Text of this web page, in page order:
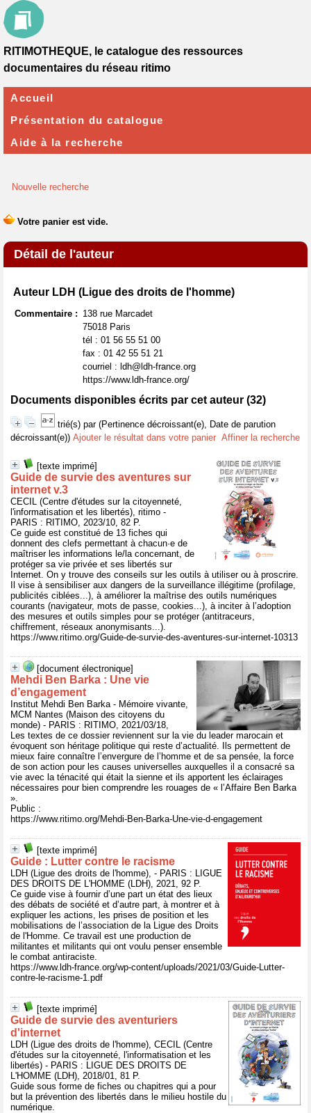
Nouvelle recherche
Détail de l'auteur
Auteur LDH (Ligue des droits de l'homme)
Commentaire : 138 rue Marcadet
75018 Paris
tél : 01 56 55 51 00
fax : 01 42 55 51 21
courriel : ldh@ldh-france.org
https://www.ldh-france.org/
Documents disponibles écrits par cet auteur (32)
trié(s) par (Pertinence décroissant(e), Date de parution
décroissant(e)) Ajouter le résultat dans votre panier Affiner la recherche
[texte imprimé]
Guide de survie des aventures sur
internet v.3
CECIL (Centre d'études sur la citoyenneté,
l'informatisation et les libertés), ritimo -
PARIS : RITIMO, 2023/10, 82 P.
Ce guide est constitué de 13 fiches qui
donnent des clefs permettant à chacun·e de
maîtriser les informations le/la concernant, de
protéger sa vie privée et ses libertés sur
Internet. On y trouve des conseils sur les outils à utiliser ou à proscrire.
Il vise à sensibiliser aux dangers de la surveillance illégitime (profilage,
publicités ciblées...), à améliorer la maîtrise des outils numériques
courants (navigateur, mots de passe, cookies...), à inciter à l’adoption
des mesures et outils simples pour se protéger (antitraceurs,
chiffrement, réseaux anonymisants...).
https://www.ritimo.org/Guide-de-survie-des-aventures-sur-internet-10313
[document électronique]
Mehdi Ben Barka : Une vie
d’engagement
Institut Mehdi Ben Barka - Mémoire vivante,
MCM Nantes (Maison des citoyens du
monde) - PARIS : RITIMO, 2021/03/18,
Les textes de ce dossier reviennent sur la vie du leader marocain et
évoquent son héritage politique qui reste d’actualité. Ils permettent de
mieux faire connaître l’envergure de l’homme et de sa pensée, la force
de son action pour les causes universelles auxquelles il a consacré sa
vie avec la ténacité qui était la sienne et ils apportent les éclairages
nécessaires pour bien comprendre les rouages de « l’Affaire Ben Barka
».
Public :
https://www.ritimo.org/Mehdi-Ben-Barka-Une-vie-d-engagement
[texte imprimé]
Guide : Lutter contre le racisme
LDH (Ligue des droits de l'homme), - PARIS : LIGUE
DES DROITS DE L'HOMME (LDH), 2021, 92 P.
Ce guide vise à fournir d’une part un état des lieux
des débats de société et d’autre part, à montrer et à
expliquer les actions, les prises de position et les
mobilisations de l’association de la Ligue des Droits
de l'Homme. Ce travail est une production de
militantes et militants qui ont voulu penser ensemble
le combat antiraciste.
https://www.ldh-france.org/wp-content/uploads/2021/03/Guide-Lutter-
contre-le-racisme-1.pdf
[texte imprimé]
Guide de survie des aventuriers
d'internet
LDH (Ligue des droits de l'homme), CECIL (Centre
d'études sur la citoyenneté, l'informatisation et les
libertés) - PARIS : LIGUE DES DROITS DE
L'HOMME (LDH), 2018/01, 81 P.
Guide sous forme de fiches ou chapitres qui a pour
but la prévention des libertés dans le milieu hostile du
numérique.
RITIMOTHEQUE, le catalogue des ressources
documentaires du réseau ritimo
Accueil
Présentation du catalogue
Aide à la recherche